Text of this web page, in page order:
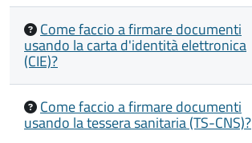
Come faccio a firmare documenti
usando la carta d'identità elettronica
(CIE)?
Come faccio a firmare documenti
usando la tessera sanitaria (TS-CNS)?